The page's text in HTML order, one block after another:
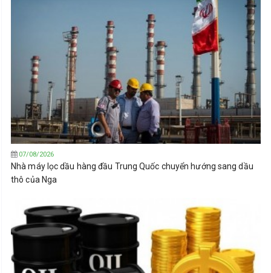
07/08/2026
Nhà máy lọc dầu hàng đầu Trung Quốc chuyển hướng sang dầu
thô của Nga